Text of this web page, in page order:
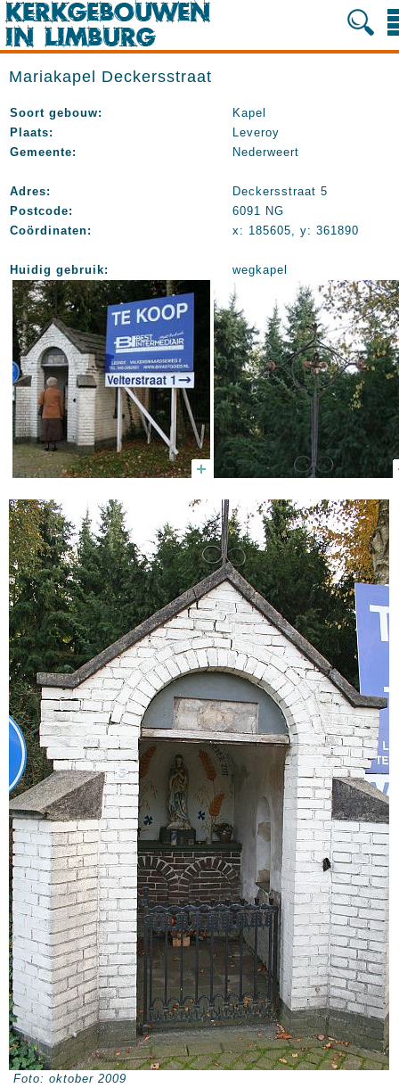
Mariakapel Deckersstraat
Soort gebouw:
Kapel
Plaats:
Leveroy
Gemeente:
Nederweert
Adres:
Deckersstraat 5
Postcode:
6091 NG
Coördinaten:
x: 185605, y: 361890
Huidig gebruik: wegkapel
Foto: oktober 2009